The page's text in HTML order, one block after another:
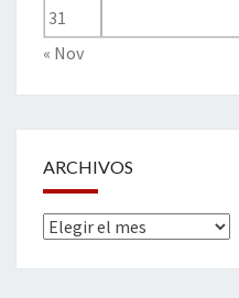
31
« Nov
ARCHIVOS
Archivos